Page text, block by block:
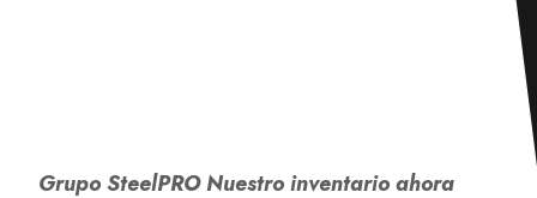
Grupo SteelPRONuestro inventario ahora